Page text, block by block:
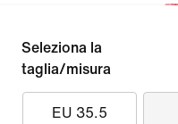
Seleziona la
taglia/misura
EU 35.5